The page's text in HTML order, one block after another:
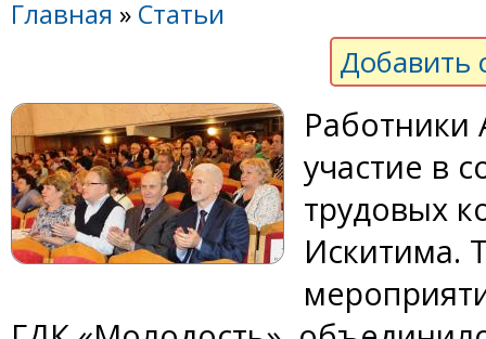
Главная » Статьи
Добавить
участие в
трудовых
Искитима.